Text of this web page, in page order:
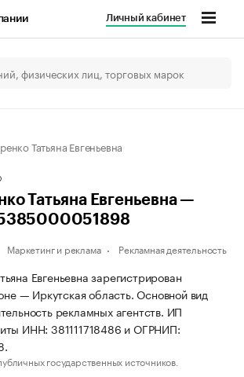
Личный кабинет
Татьяна Евгеньевна
Татьяна Евгеньевна —
Маркетинг и реклама Рекламная деятельность
Евгеньевна зарегистрирован
— Иркутская область. Основной вид
рекламных агентств. ИП
ИНН: 381111718486 и ОГРНИП:
государственных источников.